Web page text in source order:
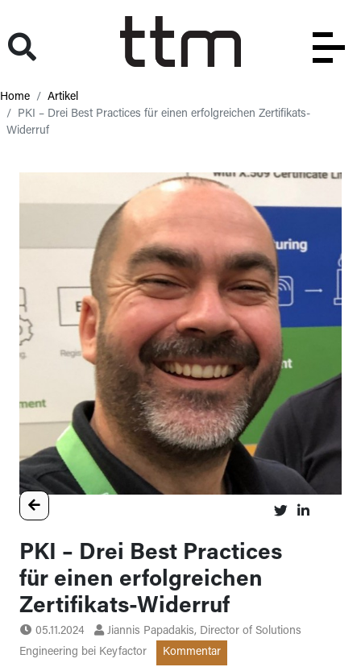
Home
Artikel
PKI – Drei Best Practices für einen erfolgreichen Zertifikats-
Widerruf
PKI – Drei Best Practices
für einen erfolgreichen
Zertifikats-Widerruf
05.11.2024
Jiannis Papadakis, Director of Solutions
Engineering bei Keyfactor
Kommentar